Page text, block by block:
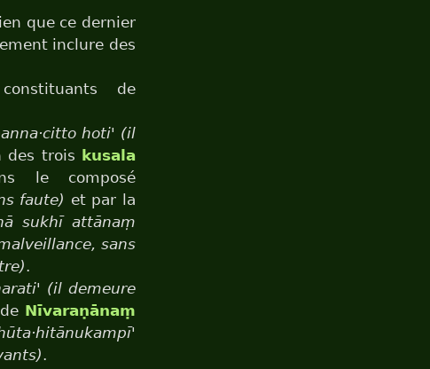
que ce dernier
inclure des
de
hoti' (il
des trois kusala
le composé
faute) et par la
sukhī attānaṃ
sans
.
(il demeure
Nīvaraṇānaṃ
.